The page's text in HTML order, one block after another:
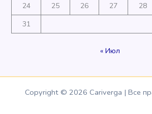
24
25 26 27 28
31
« Июл
Copyright © 2026 Cariverga | Все